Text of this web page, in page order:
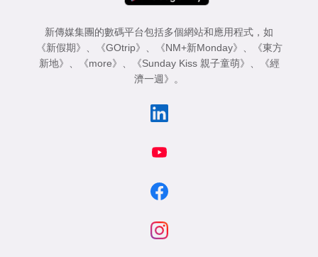
新傳媒集團的數碼平台包括多個網站和應用程式，如
《新假期》 、 《GOtrip》 、 《NM+新Monday》 、
《東方
新地》 、 《more》 、 《Sunday Kiss 親子童萌》 、
《經
濟一週》 。